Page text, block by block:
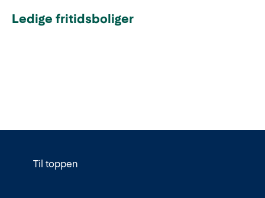
Ledige fritidsboliger
Til toppen